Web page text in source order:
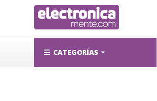
CATEGORÍAS